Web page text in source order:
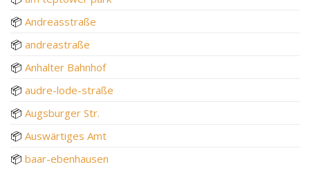
📦 Andreasstraße
📦 andreastraße
📦 Anhalter Bahnhof
📦 audre-lode-straße
📦 Augsburger Str.
📦 Auswärtiges Amt
📦 baar-ebenhausen